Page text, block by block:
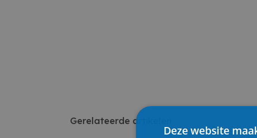
Gerelateerde artikelen
Deze website